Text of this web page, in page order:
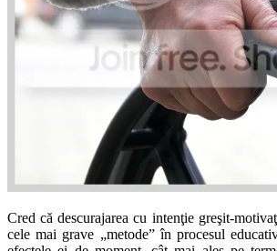
Cred că descurajarea cu intenţie greşit-
cele mai grave „metode” în procesul